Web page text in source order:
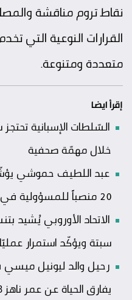
نقاط تروم مناقشة
القرارات النوعية التي
متعددة ومتنوعة.
إقرأ ايضا
السّلطات الإسبانية
خلال مهمّة صحفية
عبد اللطيف حموشي
20 منصباً للمسؤولية في عدد من المدن المغربية
الاتحاد الأوروبي يُشيد
سبتة ويؤكّد استمرار
رحيل والد ليونيل
يفارق الحياة عن عمر ناهز 68 عاماً